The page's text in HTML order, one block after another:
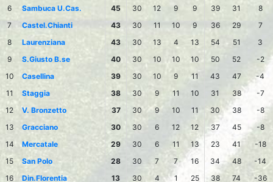
6
Sambuca U.Cas. 45 30 12 9 9 39 31
8
7
Castel.Chianti 43 30 11 10 9 36 29
7
8
Laurenziana 43 30 13 4 13 54 51
3
9
S.Giusto B.se 40 30 10 10 10 50 52
-2
10
Casellina 39 30 10 9 11 43 47
-4
11
Staggia 38 30 9 11 10 31 38
-7
12
V. Bronzetto 37 30 9 10 11 30 38
-8
13
Gracciano 30 30 6 12 12 37 45
-8
14
Mercatale 29 30 6 11 13 23 41
-18
15
San Polo 28 30 7 7 16 34 48
-14
16
Din.Florentia 13 30 4 1 25 38 74 -36